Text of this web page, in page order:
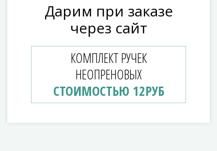
Дарим при заказе
через сайт
КОМПЛЕКТ РУЧЕК
НЕОПРЕНОВЫХ
СТОИМОСТЬЮ 12РУБ